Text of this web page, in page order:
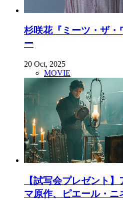
杉咲花『ミーツ・ザ・
ー
20 Oct, 2025
MOVIE
【試写会プレゼント
マ原作、ピエール・ニ